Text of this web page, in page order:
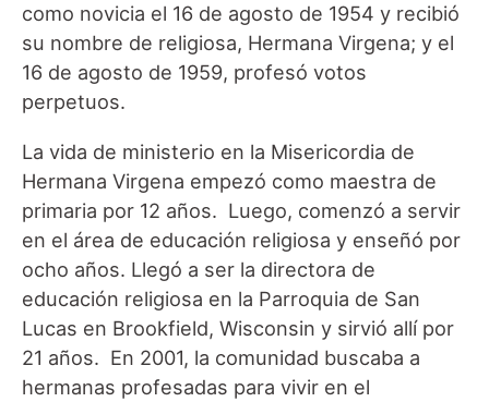
como novicia el 16 de agosto de 1954 y recibió
su nombre de religiosa, Hermana Virgena; y el
16 de agosto de 1959, profesó votos
perpetuos.
La vida de ministerio en la Misericordia de
Hermana Virgena empezó como maestra de
primaria por 12 años. Luego, comenzó a servir
en el área de educación religiosa y enseñó por
ocho años. Llegó a ser la directora de
educación religiosa en la Parroquia de San
Lucas en Brookfield, Wisconsin y sirvió allí por
21 años. En 2001, la comunidad buscaba a
hermanas profesadas para vivir en el